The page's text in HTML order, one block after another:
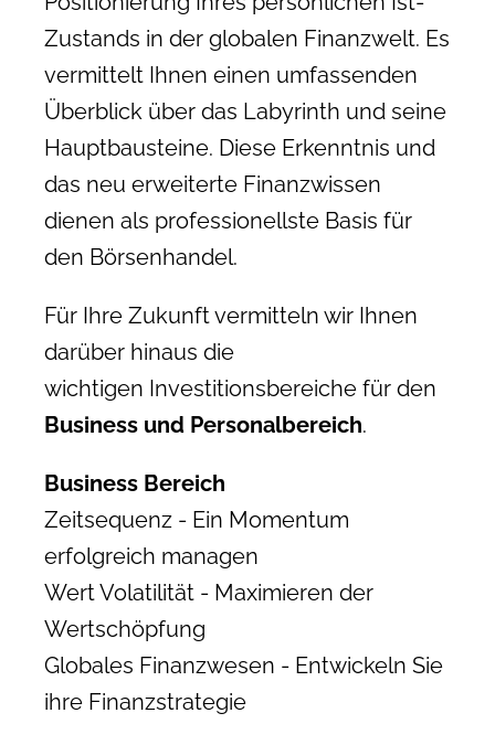
Zustands in der globalen Finanzwelt. Es
vermittelt Ihnen einen umfassenden
Überblick über das Labyrinth und seine
Hauptbausteine. Diese Erkenntnis und
das neu erweiterte Finanzwissen
dienen als professionellste Basis für
den Börsenhandel.
Für Ihre Zukunft vermitteln wir Ihnen
darüber hinaus die
wichtigen Investitionsbereiche für den
Business und Personalbereich.
Business Bereich
Zeitsequenz - Ein Momentum
erfolgreich managen
Wert Volatilität - Maximieren der
Wertschöpfung
Globales Finanzwesen - Entwickeln Sie
ihre Finanzstrategie